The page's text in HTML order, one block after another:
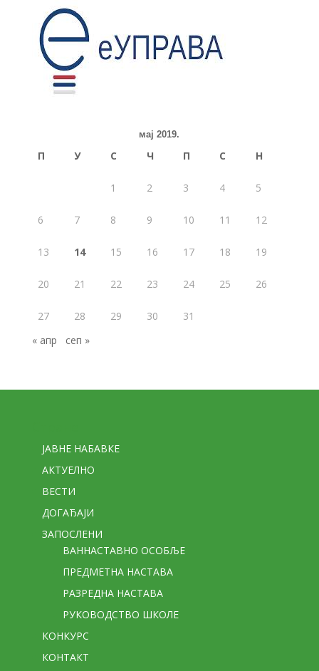
мај 2019.
П У С Ч П С Н
1 2 3 4 5
6 7 8 9 10 11 12
13 14 15 16 17 18 19
20 21 22 23 24 25 26
27 28 29 30
31
« апр
сеп »
ЈАВНЕ НАБАВКЕ
АКТУЕЛНО
ВЕСТИ
ДОГАЂАЈИ
ЗАПОСЛЕНИ
ВАННАСТАВНО ОСОБЉЕ
ПРЕДМЕТНА НАСТАВА
РАЗРЕДНА НАСТАВА
РУКОВОДСТВО ШКОЛЕ
КОНКУРС
КОНТАКТ